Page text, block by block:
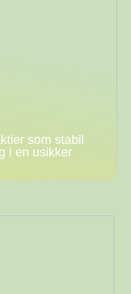
som stabil
i en usikker